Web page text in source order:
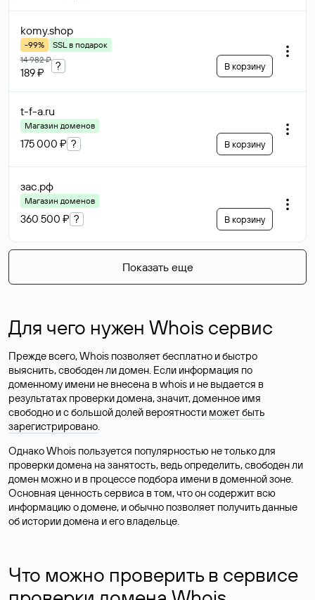
komy.shop
-99%
SSL в подарок
14 982 ₽
189 ₽
? В корзину
t-f-a.ru
Магазин доменов
175 000 ₽ ? В корзину
зас.рф
Магазин доменов
360 500 ₽ ? В корзину
Показать еще
Для чего нужен Whois сервис
Прежде всего, Whois позволяет бесплатно и быстро
выяснить, свободен ли домен. Если информация по
доменному имени не внесена в whois и не выдается в
результатах проверки домена, значит, доменное имя
свободно и с большой долей вероятности может быть
зарегистрировано.
Однако Whois пользуется популярностью не только для
проверки домена на занятость, ведь определить, свободен ли
домен можно и в процессе подбора имени в доменной зоне.
Основная ценность сервиса в том, что он содержит всю
информацию о домене, и обычно позволяет получить данные
об истории домена и его владельце.
Что можно проверить в сервисе